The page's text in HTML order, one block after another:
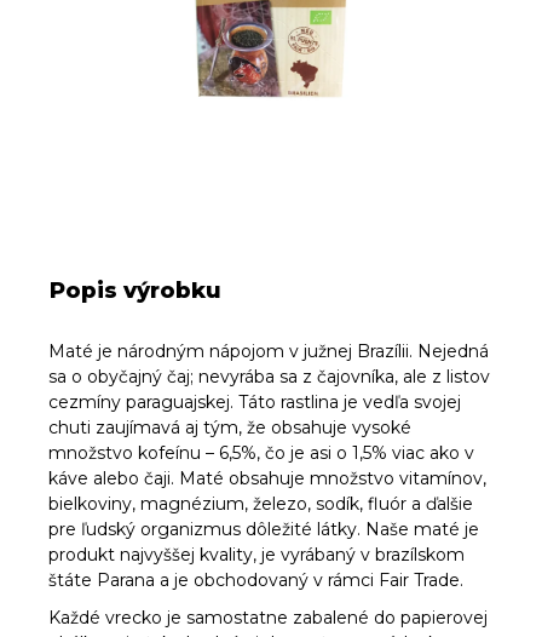
Popis výrobku
Maté je národným nápojom v južnej Brazílii. Nejedná
sa o obyčajný čaj; nevyrába sa z čajovníka, ale z listov
cezmíny paraguajskej. Táto rastlina je vedľa svojej
chuti zaujímavá aj tým, že obsahuje vysoké
množstvo kofeínu – 6,5%, čo je asi o 1,5% viac ako v
káve alebo čaji. Maté obsahuje množstvo vitamínov,
bielkoviny, magnézium, železo, sodík, fluór a ďalšie
pre ľudský organizmus dôležité látky. Naše maté je
produkt najvyššej kvality, je vyrábaný v brazílskom
štáte Parana a je obchodovaný v rámci Fair Trade.
Každé vrecko je samostatne zabalené do papierovej